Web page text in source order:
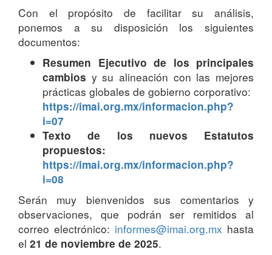
Con el propósito de facilitar su análisis,
ponemos a su disposición los siguientes
documentos:
Resumen Ejecutivo de los principales
cambios y su alineación con las mejores
prácticas globales de gobierno corporativo:
https://imai.org.mx/informacion.php?
i=07
Texto de los nuevos Estatutos
propuestos:
https://imai.org.mx/informacion.php?
i=08
Serán muy bienvenidos sus comentarios y
observaciones, que podrán ser remitidos al
correo electrónico: informes@imai.org.mx hasta
el 21 de noviembre de 2025.